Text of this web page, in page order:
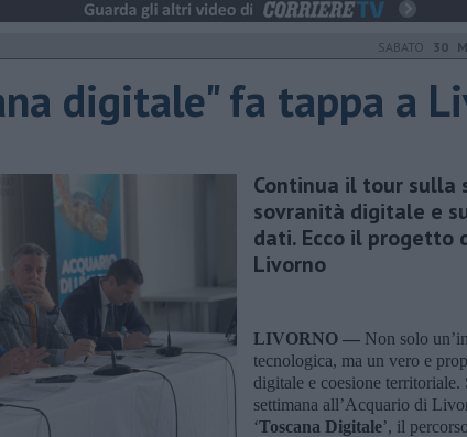
SABATO 30
digitale" fa tappa a
Continua il tour sulla
sovranità digitale e
dati. Ecco il progetto
Livorno
LIVORNO — Non solo
tecnologica, ma un vero e
digitale e coesione territoriale.
settimana all’Acquario di
‘Toscana Digitale’, il